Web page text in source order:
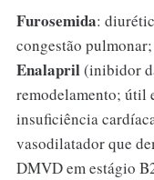
Furosemida:
congestão
Enalapril(inibidor
remodelamento; útil
insuficiência
vasodilatador que
DMVD em estágio